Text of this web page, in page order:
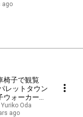
ago
子で観覧
レットタウン
ウォーカー
Oda
ago